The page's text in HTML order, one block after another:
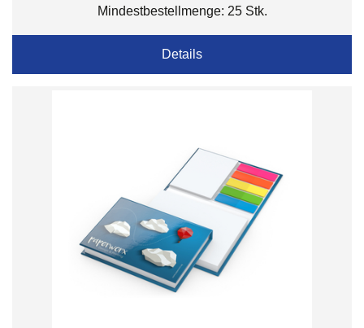
Mindestbestellmenge: 25 Stk.
Details